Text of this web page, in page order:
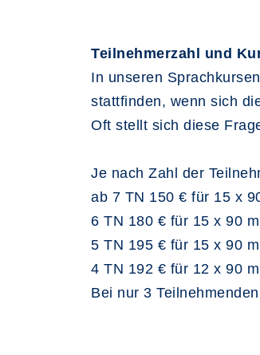
Teilnehmerzahl und
In unseren
stattfinden, wenn sich
Oft stellt sich diese
Je nach Zahl der
ab 7 TN 150 € für 15 x
6 TN 180 € für 15 x 90
5 TN 195 € für 15 x 90
4 TN 192 € für 12 x 90
Bei nur 3